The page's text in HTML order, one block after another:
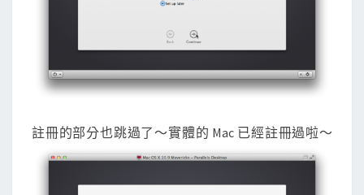
註冊的部分也跳過了～實體的 Mac 已經註冊過啦～